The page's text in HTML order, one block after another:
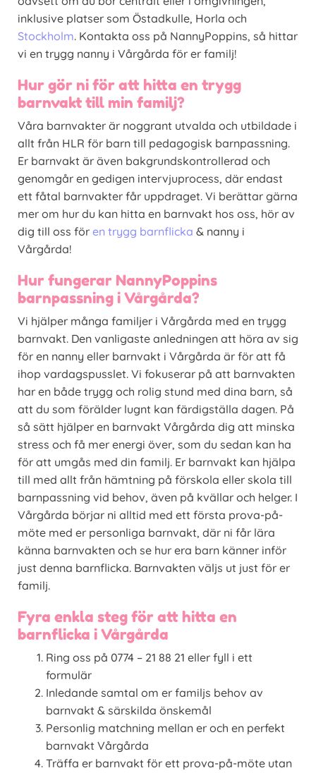
inklusive platser som Östadkulle, Horla och
Stockholm. Kontakta oss på NannyPoppins, så hittar
vi en trygg nanny i Vårgårda för er familj!
Hur gör ni för att hitta en trygg
barnvakt till min familj?
Våra barnvakter är noggrant utvalda och utbildade i
allt från HLR för barn till pedagogisk barnpassning.
Er barnvakt är även bakgrundskontrollerad och
genomgår en gedigen intervjuprocess, där endast
ett fåtal barnvakter får uppdraget. Vi berättar gärna
mer om hur du kan hitta en barnvakt hos oss, hör av
dig till oss för en trygg barnflicka & nanny i
Vårgårda!
Hur fungerar NannyPoppins
barnpassning i Vårgårda?
Vi hjälper många familjer i Vårgårda med en trygg
barnvakt. Den vanligaste anledningen att höra av sig
för en nanny eller barnvakt i Vårgårda är för att få
ihop vardagspusslet. Vi fokuserar på att barnvakten
har en både trygg och rolig stund med dina barn, så
att du som förälder lugnt kan färdigställa dagen. På
så sätt hjälper en barnvakt Vårgårda dig att minska
stress och få mer energi över, som du sedan kan ha
för att umgås med din familj. Er barnvakt kan hjälpa
till med allt från hämtning på förskola eller skola till
barnpassning vid behov, även på kvällar och helger. I
Vårgårda börjar ni alltid med ett första prova-på-
möte med er personliga barnvakt, där ni får lära
känna barnvakten och se hur era barn känner inför
just denna barnflicka. Barnvakten väljs ut just för er
familj.
Fyra enkla steg för att hitta en
barnflicka i Vårgårda
Ring oss på 0774 – 21 88 21 eller fyll i ett
formulär
Inledande samtal om er familjs behov av
barnvakt & särskilda önskemål
Personlig matchning mellan er och en perfekt
barnvakt Vårgårda
Träffa er barnvakt för ett prova-på-möte utan